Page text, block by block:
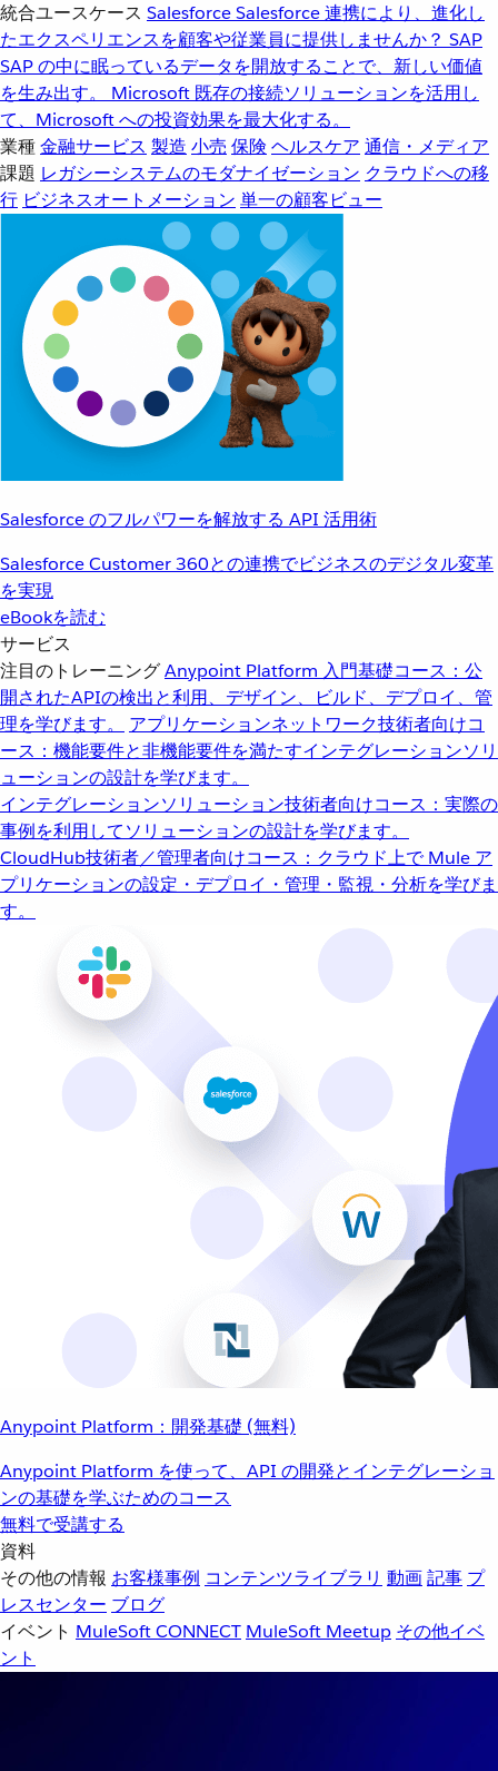
統合ユースケース SalesforceSalesforce 連携により、進化し
たエクスペリエンスを顧客や従業員に提供しませんか？ SAP
SAP の中に眠っているデータを開放することで、新しい価値
を生み出す。
Microsoft 既存の接続ソリューションを活用し
て、Microsoft への投資効果を最大化する。
業種金融サービス 製造 小売 保険 ヘルスケア 通信・メディア
課題 レガシーシステムのモダナイゼーション クラウドへの移
行 ビジネスオートメーション 単一の顧客ビュー
Salesforce のフルパワーを解放する API 活用術
Salesforce Customer 360との連携でビジネスのデジタル変革
を実現
eBookを読む
サービス
注目のトレーニングAnypoint Platform 入門基礎コース：公
開されたAPIの検出と利用、デザイン、ビルド、デプロイ、管
理を学びます。
アプリケーションネットワーク技術者向けコ
ース：機能要件と非機能要件を満たすインテグレーションソリ
ューションの設計を学びます。
インテグレーションソリューション技術者向けコース：実際の
事例を利用してソリューションの設計を学びます。
CloudHub技術者／管理者向けコース：クラウド上で Mule ア
プリケーションの設定・デプロイ・管理・監視・分析を学びま
す。
Anypoint Platform：開発基礎 (無料)
Anypoint Platform を使って、API の開発とインテグレーショ
ンの基礎を学ぶためのコース
無料で受講する
資料
その他の情報 お客様事例 コンテンツライブラリ 動画記事 プ
レスセンター ブログ
イベント MuleSoft CONNECT MuleSoft Meetup その他イベ
ント